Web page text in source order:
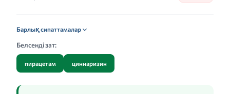
Барлық сипаттамалар
Белсенді зат:
пирацетам циннаризин